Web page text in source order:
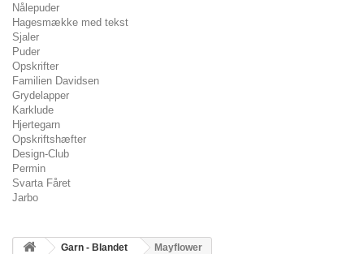
Nålepuder
Hagesmække med tekst
Sjaler
Puder
Opskrifter
Familien Davidsen
Grydelapper
Karklude
Hjertegarn
Opskriftshæfter
Design-Club
Permin
Svarta Fåret
Jarbo
Garn - Blandet Mayflower